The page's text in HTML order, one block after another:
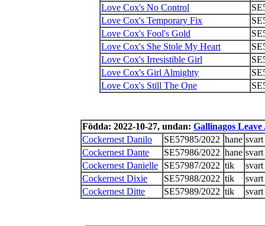
Love Cox's No Control
Love Cox's Temporary Fix
Love Cox's Fool's Gold
Love Cox's She Stole My Heart
Love Cox's Irresistible Girl
Love Cox's Girl Almighty
Love Cox's Still The One
Födda: 2022-10-27, undan: Gallinagos Leave
Cockernest Danilo
SE57985/2022 hane
Cockernest Dante
SE57986/2022 hane svart
Cockernest Danielle
SE57987/2022 tik
svart
Cockernest Dixie
SE57988/2022 tik
svart
Cockernest Ditte
SE57989/2022 tik svart